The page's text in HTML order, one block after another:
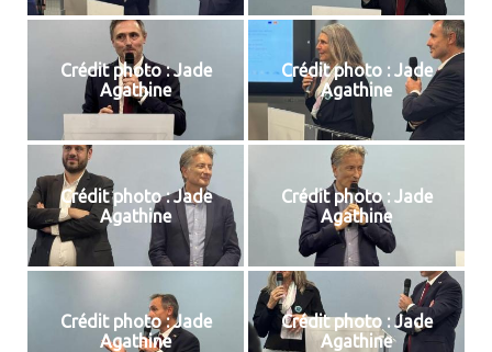
Crédit photo : Jade
Agathine
Crédit photo : Jade
Agathine
Crédit photo : Jade
Agathine
Crédit photo : Jade
Agathine
Crédit photo : Jade
Agathine
Crédit photo : Jade
Agathine